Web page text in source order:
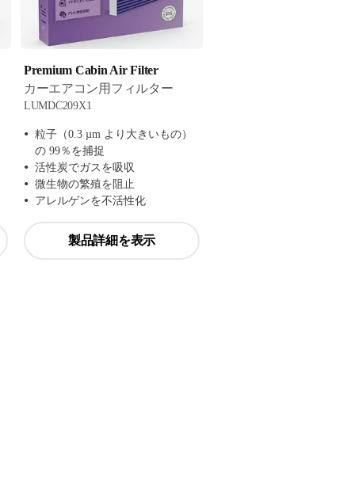
Premium Cabin Air Filter
カーエアコン用フィルター
LUMDC209X1
粒子（0.3 µm より大きいもの）
の 99％を捕捉
活性炭でガスを吸収
微生物の繁殖を阻止
アレルゲンを不活性化
製品詳細を表示